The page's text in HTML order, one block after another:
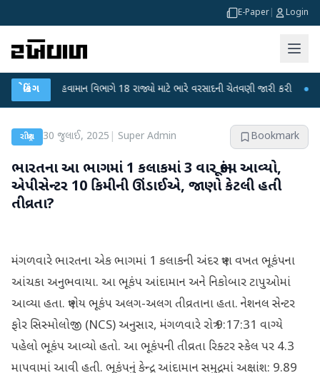
E-Paper Login
બ્રેકિંગ
હવામાન વિભાગે 18 રાજ્યો માટે ભારે વરસાદની ચેતવણી જારી કરી ●
રાષ્ટ્રીય 30 જુલાઈ, 2025 Super Admin Bookmark
ભારતના આ ભાગમાં 1 કલાકમાં 3 વાર ભૂકંપ આવ્યો,
એપીસેન્ટર 10 કિમીની ઊંડાઈએ, જાણો કેટલી હતી
તીવ્રતા?
મંગળવારે ભારતના એક ભાગમાં 1 કલાકની અંદર ત્રણ વખત ભૂકંપના
આંચકા અનુભવાયા. આ ભૂકંપ આંદામાન અને નિકોબાર ટાપુઓમાં
આવ્યા હતા. ત્રણેય ભૂકંપ અલગ-અલગ તીવ્રતાના હતા. નેશનલ સેન્ટર
ફોર સિસ્મોલોજી (NCS) અનુસાર, મંગળવારે રાત્રે 9:17:31 વાગ્યે
પહેલો ભૂકંપ આવ્યો હતો. આ ભૂકંપની તીવ્રતા રિક્ટર સ્કેલ પર 4.3
માપવામાં આવી હતી. ભૂકંપનું કેન્દ્ર આંદામાન સમુદ્રમાં અક્ષાંશ: 9.89